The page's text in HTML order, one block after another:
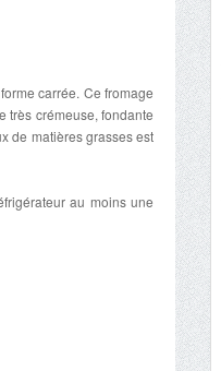
carrée. Ce fromage
très crémeuse, fondante
de matières grasses est
au moins une